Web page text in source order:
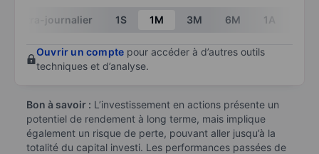
End of interactive chart.
Intra-journalier 1S 1M 3M 6M 1A
Ouvrir un compte pour accéder à d’autres outils
techniques et d’analyse.
Bon à savoir : L’investissement en actions présente un
potentiel de rendement à long terme, mais implique
également un risque de perte, pouvant aller jusqu’à la
totalité du capital investi. Les performances passées de